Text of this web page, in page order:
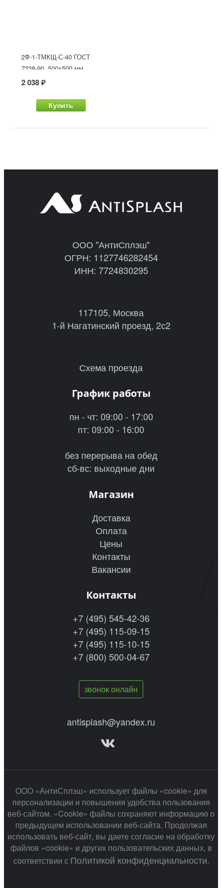
2Ф-1-ТМКЩ-С-40 ГОСТ
7338-90, 500x500 мм
2 038 ₽
Купить
ООО "АнтиСплэш"
ОГРН: 1127746282454
ИНН: 7724830295
117105, Москва
1-й Нагатинский проезд, 2с2
Схема проезда
График работы
пн - чт: 09:00 - 17:00
пт: 09:00 - 16:00
без перерыва на обед
сб-вс: выходные дни
Магазин
Доставка
Оплата
Цены
Контакты
Вакансии
Контакты
+7 (495) 545-42-36
+7 (495) 115-09-15
+7 (495) 115-10-15
+7 (800) 500-04-67
звонок онлайн
antisplash@yandex.ru
ООО «АнтиСплэш» использует файлы «cookie» для
персонализации и повышения удобства пользования
веб-сайтом. «Cookie» файлы сохраняют информацию о
предыдущем использовании веб-сайта. Продолжая
использовать веб-сайт, вы даете согласие на обработку
файлов «cookie» и других пользовательских данных, в
соответствии с Политикой конфиденциальности.